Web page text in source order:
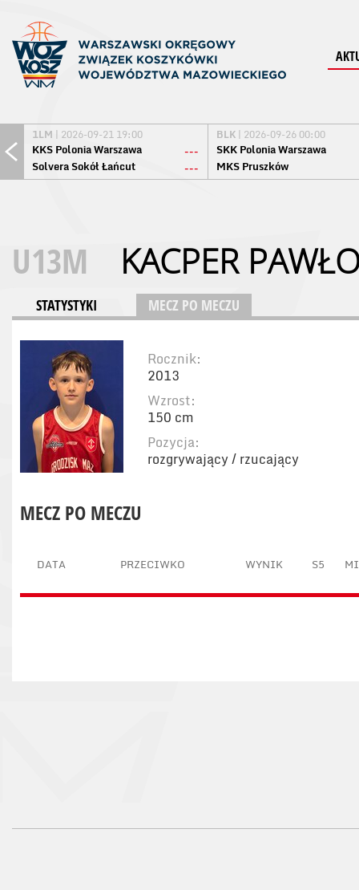
1LM | 2026-09-21 19:00
KKS Polonia Warszawa
---
Solvera Sokół Łańcut
---
BLK | 2026-09-26 00:00
SKK Polonia Warszawa
MKS Pruszków
U13M KACPER
STATYSTYKI MECZ PO MECZU
Rocznik:
2013
Wzrost:
150 cm
Pozycja:
rozgrywający / rzucający
MECZ PO MECZU
DATA PRZECIWKO WYNIK S5